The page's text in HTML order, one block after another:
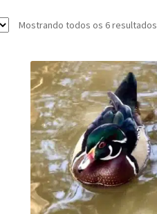
Mostrando todos os 6 resultados